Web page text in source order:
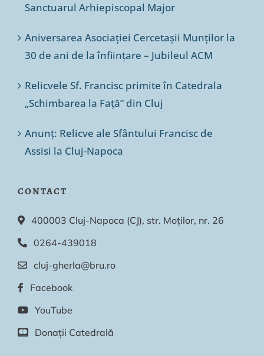
Sanctuarul Arhiepiscopal Major
Aniversarea Asociației Cercetașii Munților la
30 de ani de la înființare – Jubileul ACM
Relicvele Sf. Francisc primite în Catedrala
„Schimbarea la Față” din Cluj
Anunț: Relicve ale Sfântului Francisc de
Assisi la Cluj-Napoca
CONTACT
400003 Cluj-Napoca (CJ), str. Moților, nr. 26
0264-439018
cluj-gherla@bru.ro
Facebook
YouTube
Donații Catedrală